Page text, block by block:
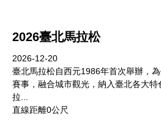
2026臺北馬拉松
2026-12-20
臺北馬拉松自西元1986年首次舉辦，
賽事，融合城市觀光，納入臺北各大
拉...
直線距離0公尺